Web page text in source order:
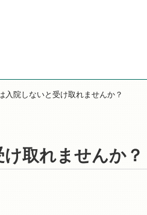
入院しないと受け取れませんか？
取れませんか？